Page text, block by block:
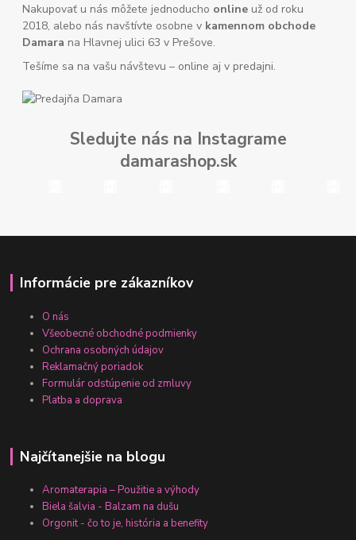
Nakupovať u nás môžete jednoducho online už od roku
2018, alebo nás navštívte osobne v kamennom obchode
Damara na Hlavnej ulici 63 v Prešove.
Tešíme sa na vašu návštevu – online aj v predajni.
Sledujte nás na Instagrame
damarashop.sk
Informácie pre zákazníkov
O nás
Všeobecné obchodné podmienky
Ochrana osobných údajov
Reklamačný poriadok
Formulár odstúpenie od zmluvy
Platba a doprava
Najčítanejšie na blogu
Aromaterapia – Použitie a výhody
Biela šalvia - Balzam na dušu
Orgonit - čo to je, história a benefity